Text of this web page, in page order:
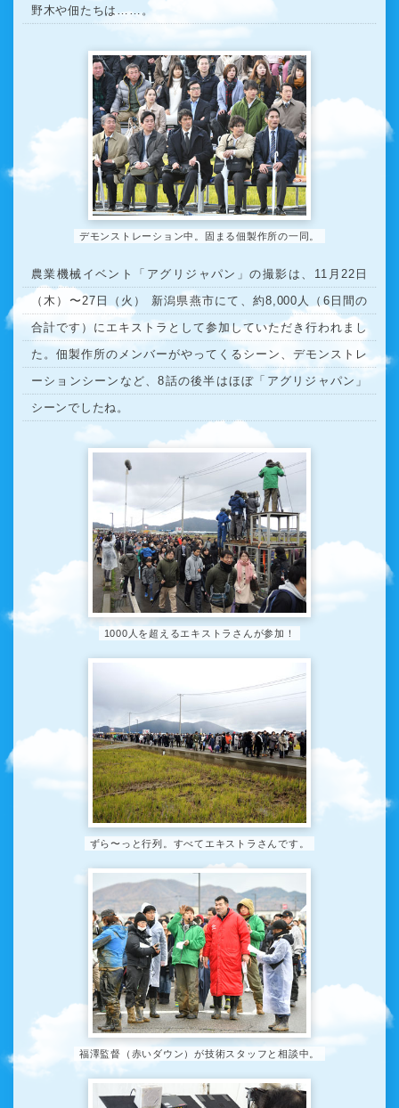
野木や佃たちは……。
デモンストレーション中。固まる佃製作所の一同。
農業機械イベント「アグリジャパン」の撮影は、11月22日
（木）〜27日（火） 新潟県燕市にて、約8,000人（6日間の
合計です）にエキストラとして参加していただき行われまし
た。佃製作所のメンバーがやってくるシーン、デモンストレ
ーションシーンなど、8話の後半はほぼ「アグリジャパン」
シーンでしたね。
1000人を超えるエキストラさんが参加！
ずら〜っと行列。すべてエキストラさんです。
福澤監督（赤いダウン）が技術スタッフと相談中。